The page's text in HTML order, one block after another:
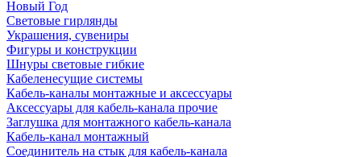
Новый Год
Световые гирлянды
Украшения, сувениры
Фигуры и конструкции
Шнуры световые гибкие
Кабеленесущие системы
Кабель-каналы монтажные и аксессуары
Аксессуары для кабель-канала прочие
Заглушка для монтажного кабель-канала
Кабель-канал монтажный
Соединитель на стык для кабель-канала